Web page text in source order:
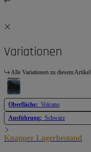
Variationen
Alle Variationen zu diesem Artikel
Oberfläche: Volcano
Ausführung: Schwarz
Knapper Lagerbestand